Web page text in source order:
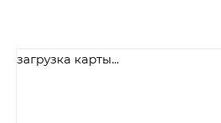
загрузка карты...